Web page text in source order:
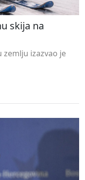
skija na
izazvao je